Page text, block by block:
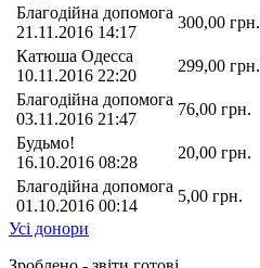
Благодійна допомога
21.11.2016 14:17
300,00 грн.
Катюша Одесса
10.11.2016 22:20
299,00 грн.
Благодійна допомога
03.11.2016 21:47
76,00 грн.
Будьмо!
16.10.2016 08:28
20,00 грн.
Благодійна допомога
01.10.2016 00:14
5,00 грн.
Усі донори